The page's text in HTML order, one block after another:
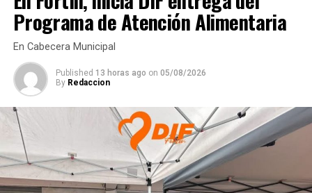
Fallas mecánicas afectan recta final de la zafra en El
Potrero
ANTES
Tercer día de protesta; siguen tomadas bodegas del
ingenio El Potrero
Programa de Atención Alimentaria
En Cabecera Municipal
Published 13 horas ago on 05/08/2026
By Redaccion